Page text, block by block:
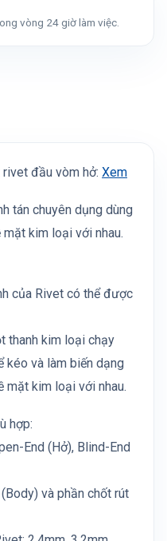
vòng 24 giờ làm việc.
đầu vòm hở: Xem
tán chuyên dụng dùng
kim loại với nhau.
của Rivet có thể được
thanh kim loại chạy
kéo và làm biến dạng
mặt kim loại với nhau.
hợp:
End (Hở), Blind-End
và phần chốt rút